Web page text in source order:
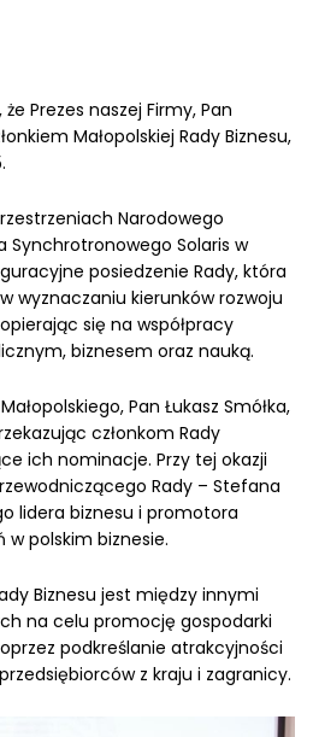
Prezes naszej Firmy, Pan
Małopolskiej Rady Biznesu,
Narodowego
Solaris w
posiedzenie Rady, która
wyznaczaniu kierunków rozwoju
się na współpracy
biznesem oraz nauką.
Pan Łukasz Smółka,
członkom Rady
ich nominacje. Przy tej okazji
Rady – Stefana
lidera biznesu i promotora
polskim biznesie.
Biznesu jest między innymi
na celu promocję gospodarki
podkreślanie atrakcyjności
z kraju i zagranicy.